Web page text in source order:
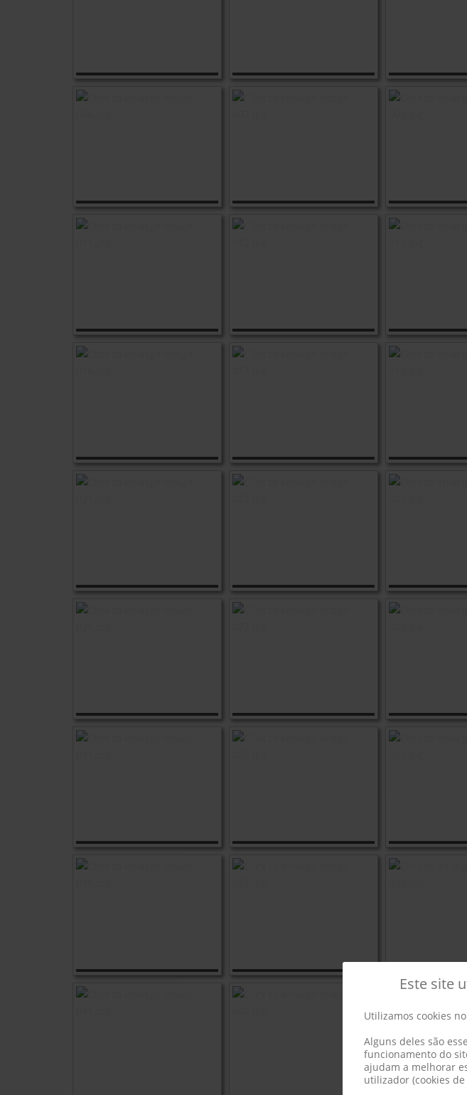
Este site
Utilizamos cookies
Alguns deles são
funcionamento do
ajudam a melhorar
utilizador (cookies